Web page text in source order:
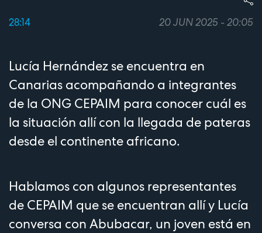
28:14 20 JUN 2025 - 20:05
Lucía Hernández se encuentra en
Canarias acompañando a integrantes
de la ONG CEPAIM para conocer cuál es
la situación allí con la llegada de pateras
desde el continente africano.
Hablamos con algunos representantes
de CEPAIM que se encuentran allí y Lucía
conversa con Abubacar, un joven está en